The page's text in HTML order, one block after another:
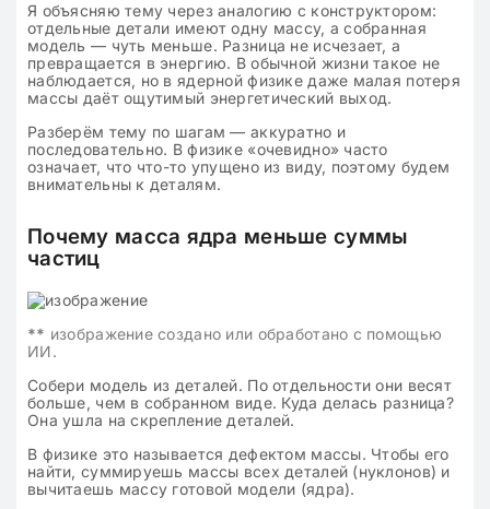
Я объясняю тему через аналогию с конструктором:
отдельные детали имеют одну массу, а собранная
модель — чуть меньше. Разница не исчезает, а
превращается в энергию. В обычной жизни такое не
наблюдается, но в ядерной физике даже малая потеря
массы даёт ощутимый энергетический выход.
Разберём тему по шагам — аккуратно и
последовательно. В физике «очевидно» часто
означает, что что-то упущено из виду, поэтому будем
внимательны к деталям.
Почему масса ядра меньше суммы
частиц
** изображение создано или обработано с помощью
ИИ.
Собери модель из деталей. По отдельности они весят
больше, чем в собранном виде. Куда делась разница?
Она ушла на скрепление деталей.
В физике это называется дефектом массы. Чтобы его
найти, суммируешь массы всех деталей (нуклонов) и
вычитаешь массу готовой модели (ядра).